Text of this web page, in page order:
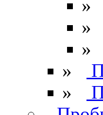
»
»
»
»
»